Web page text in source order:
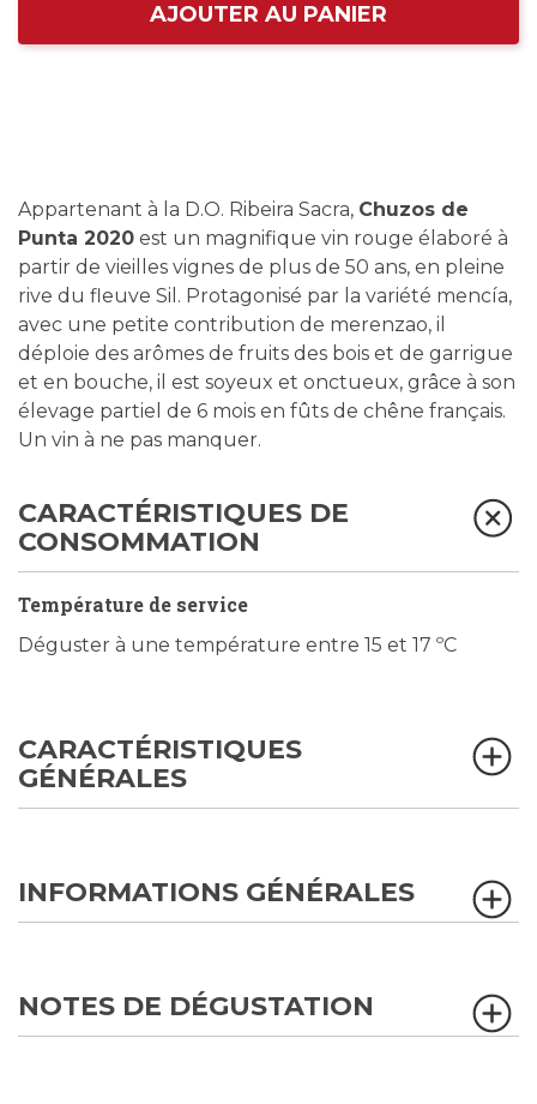
AJOUTER AU PANIER
Appartenant à la D.O. Ribeira Sacra, Chuzos de
Punta 2020 est un magnifique vin rouge élaboré à
partir de vieilles vignes de plus de 50 ans, en pleine
rive du fleuve Sil. Protagonisé par la variété mencía,
avec une petite contribution de merenzao, il
déploie des arômes de fruits des bois et de garrigue
et en bouche, il est soyeux et onctueux, grâce à son
élevage partiel de 6 mois en fûts de chêne français.
Un vin à ne pas manquer.
CARACTÉRISTIQUES DE
CONSOMMATION
Température de service
Déguster à une température entre 15 et 17 ºC
CARACTÉRISTIQUES
GÉNÉRALES
INFORMATIONS GÉNÉRALES
NOTES DE DÉGUSTATION